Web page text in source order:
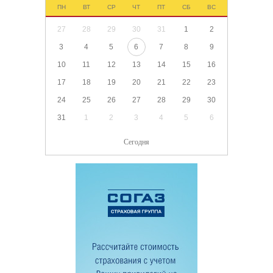
ПН ВТ СР ЧТ ПТ СБ ВС
27 28 29 30 31 1 2
3 4 5 6 7 8 9
10 11 12 13 14 15 16
17 18 19 20 21 22 23
24 25 26 27 28 29 30
31 1 2 3 4 5 6
Сегодня